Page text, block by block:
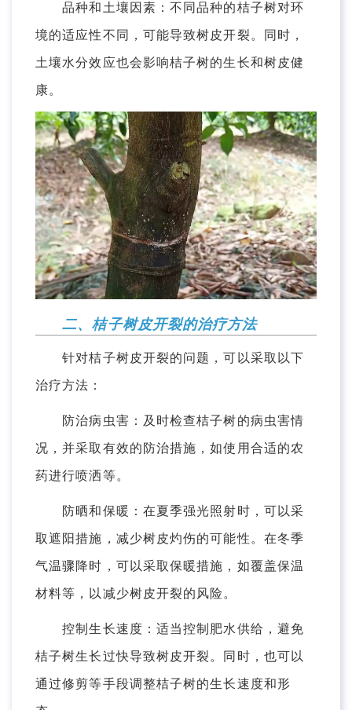
品种和土壤因素：不同品种的桔子树对环
境的适应性不同，可能导致树皮开裂。同时，
土壤水分效应也会影响桔子树的生长和树皮健
康。
二、桔子树皮开裂的治疗方法
针对桔子树皮开裂的问题，可以采取以下
治疗方法：
防治病虫害：及时检查桔子树的病虫害情
况，并采取有效的防治措施，如使用合适的农
药进行喷洒等。
防晒和保暖：在夏季强光照射时，可以采
取遮阳措施，减少树皮灼伤的可能性。在冬季
气温骤降时，可以采取保暖措施，如覆盖保温
材料等，以减少树皮开裂的风险。
控制生长速度：适当控制肥水供给，避免
桔子树生长过快导致树皮开裂。同时，也可以
通过修剪等手段调整桔子树的生长速度和形